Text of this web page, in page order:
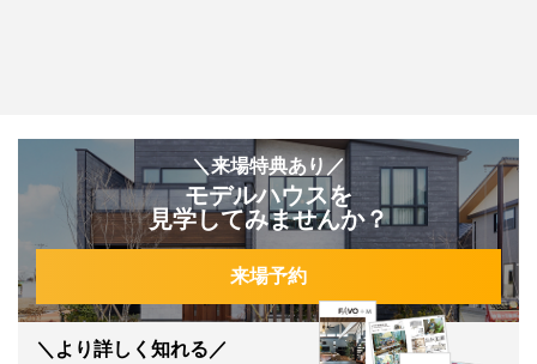
＼来場特典あり／
モデルハウスを
見学してみませんか？
来場予約
＼より詳しく知れる／